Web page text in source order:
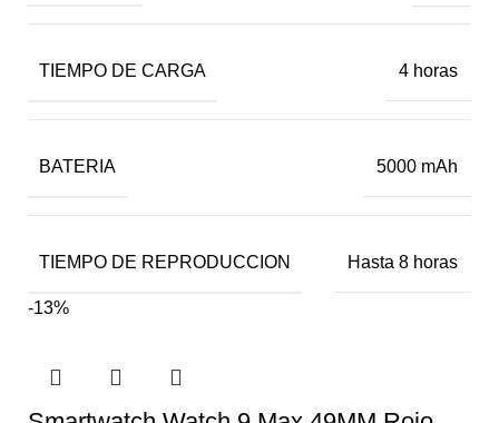
TIEMPO DE CARGA 4 horas
BATERIA 5000 mAh
TIEMPO DE REPRODUCCION Hasta 8 horas
-13%